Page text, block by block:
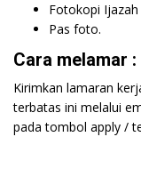
Fotokopi
Pas foto.
Cara melamar :
Kirimkan lamaran
terbatas ini melalui
pada tombol apply /